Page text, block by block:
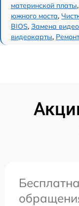
материнской платы,
южного моста,
BIOS, Замена
видеокарты,